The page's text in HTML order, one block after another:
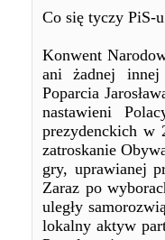
Co się tyczy
Konwent
ani żadnej
Poparcia
nastawieni
prezydenckich w
zatroskanie
gry, uprawianej
Zaraz po
uległy
lokalny aktyw